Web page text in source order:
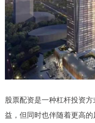
股票配资是一种杠杆投资
益，但同时也伴随着更高